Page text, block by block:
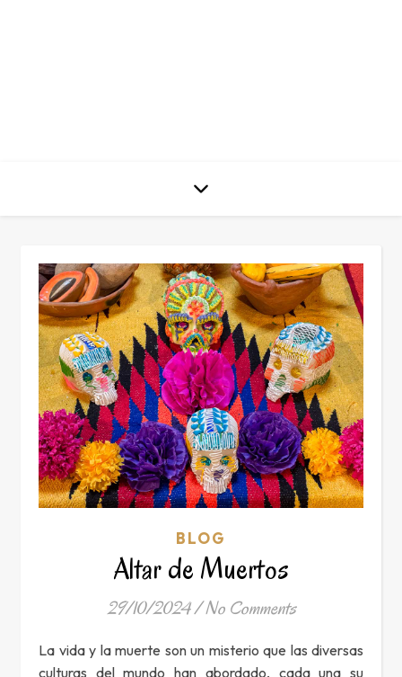
BLOG
Altar de Muertos
29/10/2024/No Comments
La vida y la muerte son un misterio que las diversas
culturas del mundo han abordado, cada una su